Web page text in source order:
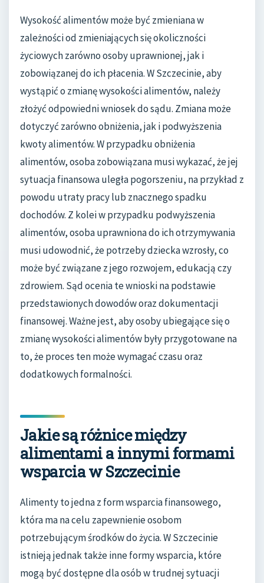
Wysokość alimentów może być zmieniana w
zależności od zmieniających się okoliczności
życiowych zarówno osoby uprawnionej, jak i
zobowiązanej do ich płacenia. W Szczecinie, aby
wystąpić o zmianę wysokości alimentów, należy
złożyć odpowiedni wniosek do sądu. Zmiana może
dotyczyć zarówno obniżenia, jak i podwyższenia
kwoty alimentów. W przypadku obniżenia
alimentów, osoba zobowiązana musi wykazać, że jej
sytuacja finansowa uległa pogorszeniu, na przykład z
powodu utraty pracy lub znacznego spadku
dochodów. Z kolei w przypadku podwyższenia
alimentów, osoba uprawniona do ich otrzymywania
musi udowodnić, że potrzeby dziecka wzrosły, co
może być związane z jego rozwojem, edukacją czy
zdrowiem. Sąd ocenia te wnioski na podstawie
przedstawionych dowodów oraz dokumentacji
finansowej. Ważne jest, aby osoby ubiegające się o
zmianę wysokości alimentów były przygotowane na
to, że proces ten może wymagać czasu oraz
dodatkowych formalności.
Jakie są różnice między
alimentami a innymi formami
wsparcia w Szczecinie
Alimenty to jedna z form wsparcia finansowego,
która ma na celu zapewnienie osobom
potrzebującym środków do życia. W Szczecinie
istnieją jednak także inne formy wsparcia, które
mogą być dostępne dla osób w trudnej sytuacji